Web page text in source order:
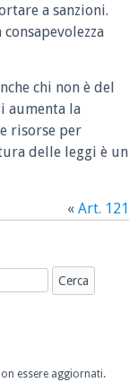
a sanzioni.
chi non è del
aumenta la
risorse per
delle leggi è un
« Art. 121
essere aggiornati.